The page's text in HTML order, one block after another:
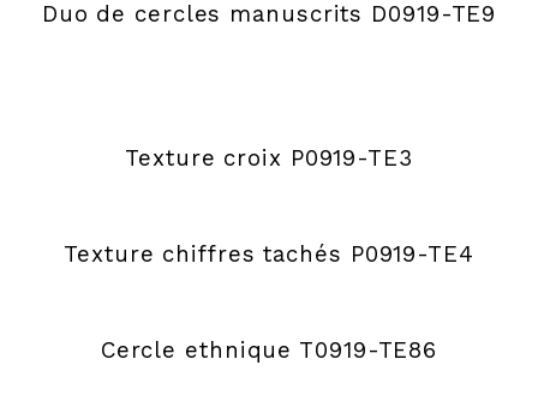
Duo de cercles manuscrits D0919-TE9
Texture croix P0919-TE3
Texture chiffres tachés P0919-TE4
Cercle ethnique T0919-TE86